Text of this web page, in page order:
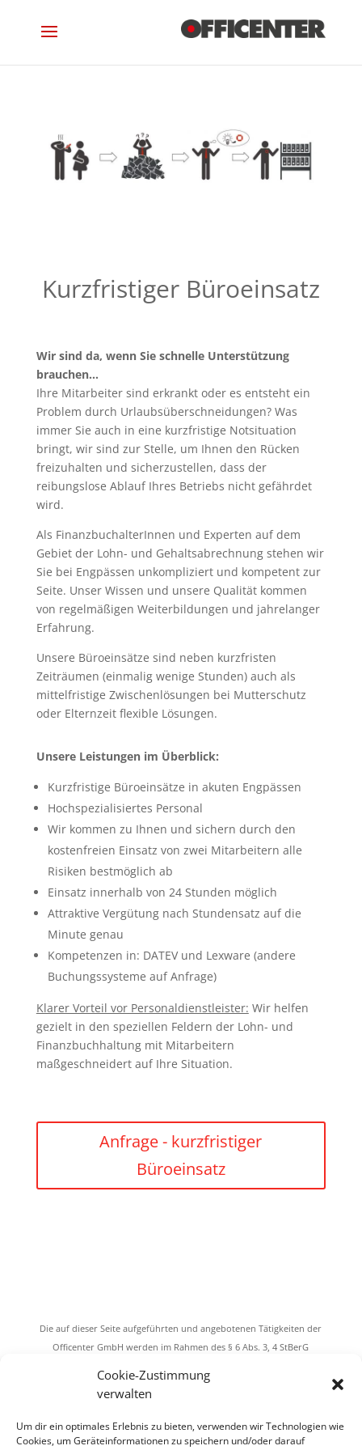
Cookie-Zustimmung
verwalten
Um dir ein optimales Erlebnis zu bieten, verwenden wir Technologien wie
Cookies, um Geräteinformationen zu speichern und/oder darauf
Kurzfristiger Büroeinsatz
Wir sind da, wenn Sie schnelle Unterstützung
brauchen…
Ihre Mitarbeiter sind erkrankt oder es entsteht ein
Problem durch Urlaubsüberschneidungen? Was
immer Sie auch in eine kurzfristige Notsituation
bringt, wir sind zur Stelle, um Ihnen den Rücken
freizuhalten und sicherzustellen, dass der
reibungslose Ablauf Ihres Betriebs nicht gefährdet
wird.
Als FinanzbuchalterInnen und Experten auf dem
Gebiet der Lohn- und Gehaltsabrechnung stehen wir
Sie bei Engpässen unkompliziert und kompetent zur
Seite. Unser Wissen und unsere Qualität kommen
von regelmäßigen Weiterbildungen und jahrelanger
Erfahrung.
Unsere Büroeinsätze sind neben kurzfristen
Zeiträumen (einmalig wenige Stunden) auch als
mittelfristige Zwischenlösungen bei Mutterschutz
oder Elternzeit flexible Lösungen.
Unsere Leistungen im Überblick:
Kurzfristige Büroeinsätze in akuten Engpässen
Hochspezialisiertes Personal
Wir kommen zu Ihnen und sichern durch den
kostenfreien Einsatz von zwei Mitarbeitern alle
Risiken bestmöglich ab
Einsatz innerhalb von 24 Stunden möglich
Attraktive Vergütung nach Stundensatz auf die
Minute genau
Kompetenzen in: DATEV und Lexware (andere
Buchungssysteme auf Anfrage)
Klarer Vorteil vor Personaldienstleister: Wir helfen
gezielt in den speziellen Feldern der Lohn- und
Finanzbuchhaltung mit Mitarbeitern
maßgeschneidert auf Ihre Situation.
Anfrage - kurzfristiger
Büroeinsatz
Die auf dieser Seite aufgeführten und angebotenen Tätigkeiten der
Officenter GmbH werden im Rahmen des § 6 Abs. 3, 4 StBerG
Steuersachen umfasst dabei ausschließlich das Buchen lfd.
Geschäftsvorfälle, die lfd. Lohnabrechnung und das Fertigen der
Lohnsteueranmeldung. Als Bürodienstleister weisen wir darauf hin,
dass wir nicht steuerberatend tätig sind und auch die den